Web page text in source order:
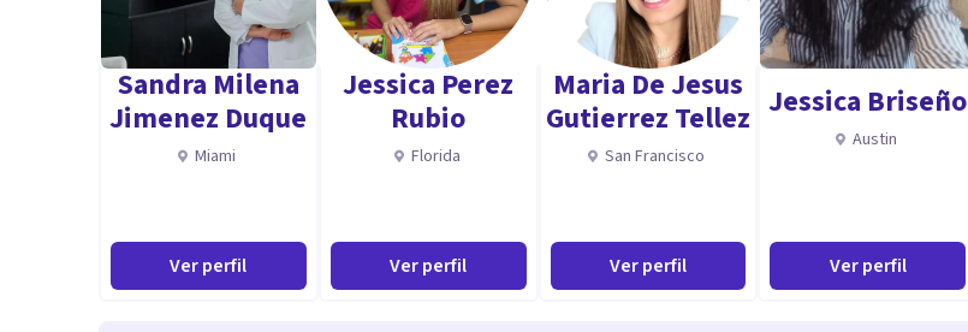
Sandra Milena
Jimenez Duque
Miami
Ver perfil
Jessica Perez
Rubio
Florida
Ver perfil
Maria De Jesus
Gutierrez Tellez
San Francisco
Ver perfil
Jessica Briseño
Austin
Ver perfil